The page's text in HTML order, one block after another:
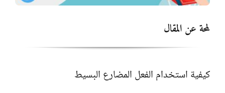
الألعاب التفاعلية
لمحة عن المقال
كيفية استخدام الفعل المضارع البسيط